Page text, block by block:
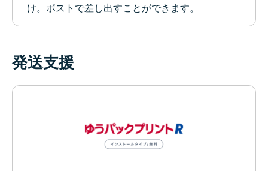
け。ポストで差し出すことができます。
発送支援